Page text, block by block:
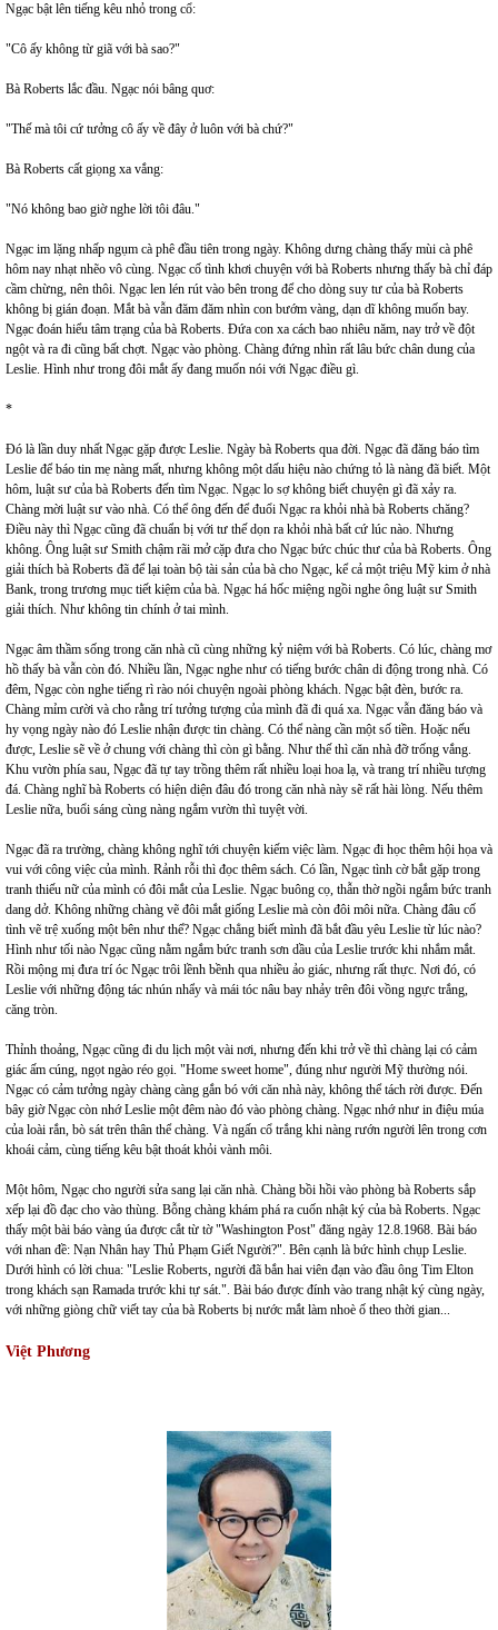
Ngạc bật lên tiếng kêu nhỏ trong cổ:
"Cô ấy không từ giã với bà sao?"
Bà Roberts lắc đầu. Ngạc nói bâng quơ:
"Thế mà tôi cứ tưởng cô ấy về đây ở luôn với bà chứ?"
Bà Roberts cất giọng xa vắng:
"Nó không bao giờ nghe lời tôi đâu."
Ngạc im lặng nhấp ngụm cà phê đầu tiên trong ngày. Không dưng chàng thấy mùi cà phê
hôm nay nhạt nhẽo vô cùng. Ngạc cố tình khơi chuyện với bà Roberts nhưng thấy bà chỉ đáp
cầm chừng, nên thôi. Ngạc len lén rút vào bên trong để cho dòng suy tư của bà Roberts
không bị gián đoạn. Mắt bà vẫn đăm đăm nhìn con bướm vàng, dạn dĩ không muốn bay.
Ngạc đoán hiểu tâm trạng của bà Roberts. Đứa con xa cách bao nhiêu năm, nay trở về đột
ngột và ra đi cũng bất chợt. Ngạc vào phòng. Chàng đứng nhìn rất lâu bức chân dung của
Leslie. Hình như trong đôi mắt ấy đang muốn nói với Ngạc điều gì.
*
Đó là lần duy nhất Ngạc gặp được Leslie. Ngày bà Roberts qua đời. Ngạc đã đăng báo tìm
Leslie để báo tin mẹ nàng mất, nhưng không một dấu hiệu nào chứng tỏ là nàng đã biết. Một
hôm, luật sư của bà Roberts đến tìm Ngạc. Ngạc lo sợ không biết chuyện gì đã xảy ra.
Chàng mời luật sư vào nhà. Có thể ông đến để đuổi Ngạc ra khỏi nhà bà Roberts chăng?
Điều này thì Ngạc cũng đã chuẩn bị với tư thế dọn ra khỏi nhà bất cứ lúc nào. Nhưng
không. Ông luật sư Smith chậm rãi mở cặp đưa cho Ngạc bức chúc thư của bà Roberts. Ông
giải thích bà Roberts đã để lại toàn bộ tài sản của bà cho Ngạc, kể cả một triệu Mỹ kim ở nhà
Bank, trong trương mục tiết kiệm của bà. Ngạc há hốc miệng ngồi nghe ông luật sư Smith
giải thích. Như không tin chính ở tai mình.
Ngạc âm thầm sống trong căn nhà cũ cùng những kỷ niệm với bà Roberts. Có lúc, chàng mơ
hồ thấy bà vẫn còn đó. Nhiều lần, Ngạc nghe như có tiếng bước chân di động trong nhà. Có
đêm, Ngạc còn nghe tiếng rì rào nói chuyện ngoài phòng khách. Ngạc bật đèn, bước ra.
Chàng mỉm cười và cho rằng trí tưởng tượng của mình đã đi quá xa. Ngạc vẫn đăng báo và
hy vọng ngày nào đó Leslie nhận được tin chàng. Có thể nàng cần một số tiền. Hoặc nếu
được, Leslie sẽ về ở chung với chàng thì còn gì bằng. Như thế thì căn nhà đỡ trống vắng.
Khu vườn phía sau, Ngạc đã tự tay trồng thêm rất nhiều loại hoa lạ, và trang trí nhiều tượng
đá. Chàng nghĩ bà Roberts có hiện diện đâu đó trong căn nhà này sẽ rất hài lòng. Nếu thêm
Leslie nữa, buổi sáng cùng nàng ngắm vườn thì tuyệt vời.
Ngạc đã ra trường, chàng không nghĩ tới chuyện kiếm việc làm. Ngạc đi học thêm hội họa và
vui với công việc của mình. Rảnh rỗi thì đọc thêm sách. Có lần, Ngạc tình cờ bắt gặp trong
tranh thiếu nữ của mình có đôi mắt của Leslie. Ngạc buông cọ, thẫn thờ ngồi ngắm bức tranh
dang dở. Không những chàng vẽ đôi mắt giống Leslie mà còn đôi môi nữa. Chàng đâu cố
tình vẽ trệ xuống một bên như thế? Ngạc chẳng biết mình đã bắt đầu yêu Leslie từ lúc nào?
Hình như tối nào Ngạc cũng nằm ngắm bức tranh sơn dầu của Leslie trước khi nhắm mắt.
Rồi mộng mị đưa trí óc Ngạc trôi lềnh bềnh qua nhiều ảo giác, nhưng rất thực. Nơi đó, có
Leslie với những động tác nhún nhẩy và mái tóc nâu bay nhảy trên đôi vồng ngực trắng,
căng tròn.
Thỉnh thoảng, Ngạc cũng đi du lịch một vài nơi, nhưng đến khi trở về thì chàng lại có cảm
giác ấm cúng, ngọt ngào réo gọi. "Home sweet home", đúng như người Mỹ thường nói.
Ngạc có cảm tưởng ngày chàng càng gắn bó với căn nhà này, không thể tách rời được. Đến
bây giờ Ngạc còn nhớ Leslie một đêm nào đó vào phòng chàng. Ngạc nhớ như in điệu múa
của loài rắn, bò sát trên thân thể chàng. Và ngấn cổ trắng khi nàng rướn người lên trong cơn
khoái cảm, cùng tiếng kêu bật thoát khỏi vành môi.
Một hôm, Ngạc cho người sửa sang lại căn nhà. Chàng bồi hồi vào phòng bà Roberts sắp
xếp lại đồ đạc cho vào thùng. Bỗng chàng khám phá ra cuốn nhật ký của bà Roberts. Ngạc
thấy một bài báo vàng úa được cắt từ tờ "Washington Post" đăng ngày 12.8.1968. Bài báo
với nhan đề: Nạn Nhân hay Thủ Phạm Giết Người?". Bên cạnh là bức hình chụp Leslie.
Dưới hình có lời chua: "Leslie Roberts, người đã bắn hai viên đạn vào đầu ông Tim Elton
trong khách sạn Ramada trước khi tự sát.". Bài báo được đính vào trang nhật ký cùng ngày,
với những giòng chữ viết tay của bà Roberts bị nước mắt làm nhoè ố theo thời gian...
Việt Phương